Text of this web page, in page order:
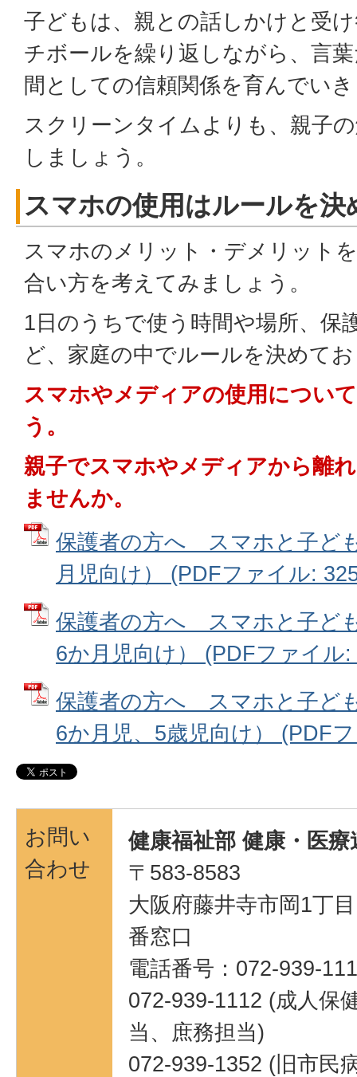
子どもは、親との話しかけと受
チボールを繰り返しながら、言
間としての信頼関係を育んでい
スクリーンタイムよりも、親子
しましょう。
スマホの使用はルールを決
スマホのメリット・デメリット
合い方を考えてみましょう。
1日のうちで使う時間や場所、保
ど、家庭の中でルールを決めて
スマホやメディアの使用につい
う。
親子でスマホやメディアから離
ませんか。
保護者の方へ スマホと子ど
月児向け） (PDFファイル:
保護者の方へ スマホと子ど
6か月児向け） (PDFファイル
保護者の方へ スマホと子ど
6か月児、5歳児向け） (PDF
お問い
合わせ
健康福祉部 健康・医療
〒583-8583
大阪府藤井寺市岡1丁
番窓口
電話番号：072-939-
072-939-1112 (成人保
当、庶務担当)
072-939-1352 (旧市民